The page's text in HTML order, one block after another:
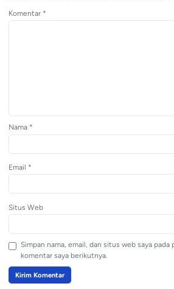
Komentar *
Nama *
Email *
Situs Web
Simpan nama, email, dan situs web saya
komentar saya berikutnya.